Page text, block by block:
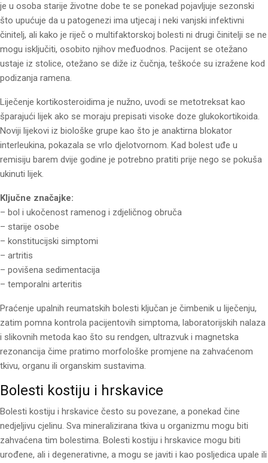
je u osoba starije životne dobe te se ponekad pojavljuje sezonski
što upućuje da u patogenezi ima utjecaj i neki vanjski infektivni
činitelj, ali kako je riječ o multifaktorskoj bolesti ni drugi činitelji se ne
mogu isključiti, osobito njihov međuodnos. Pacijent se otežano
ustaje iz stolice, otežano se diže iz čučnja, teškoće su izražene kod
podizanja ramena.
Liječenje kortikosteroidima je nužno, uvodi se metotreksat kao
šparajući lijek ako se moraju prepisati visoke doze glukokortikoida.
Noviji lijekovi iz biološke grupe kao što je anaktirna blokator
interleukina, pokazala se vrlo djelotvornom. Kad bolest uđe u
remisiju barem dvije godine je potrebno pratiti prije nego se pokuša
ukinuti lijek.
Ključne značajke:
– bol i ukočenost ramenog i zdjeličnog obruča
– starije osobe
– konstitucijski simptomi
– artritis
– povišena sedimentacija
– temporalni arteritis
Praćenje upalnih reumatskih bolesti ključan je čimbenik u liječenju,
zatim pomna kontrola pacijentovih simptoma, laboratorijskih nalaza
i slikovnih metoda kao što su rendgen, ultrazvuk i magnetska
rezonancija čime pratimo morfološke promjene na zahvaćenom
tkivu, organu ili organskim sustavima.
Bolesti kostiju i hrskavice
Bolesti kostiju i hrskavice često su povezane, a ponekad čine
nedjeljivu cjelinu. Sva mineralizirana tkiva u organizmu mogu biti
zahvaćena tim bolestima. Bolesti kostiju i hrskavice mogu biti
urođene, ali i degenerativne, a mogu se javiti i kao posljedica upale ili